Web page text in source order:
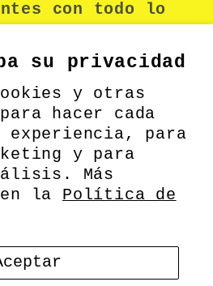
su privacidad
y otras
hacer cada
experiencia, para
y para
Más
la Política de
con todo lo
tu jornada
Facebook
de
Información de contacto